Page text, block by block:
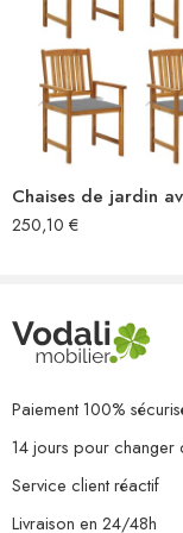
Empilable
Résistance aux
L’assemblage est
La livraison
4 x chaise
4 x coussin
250,10 €
Paiement 100%
14 jours pour changer
Service client réactif
Livraison en 24/48h